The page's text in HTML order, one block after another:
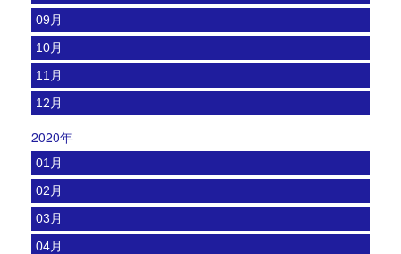
09月
10月
11月
12月
2020年
01月
02月
03月
04月